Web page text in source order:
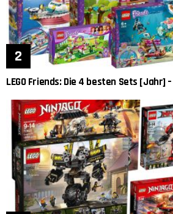
LEGO Friends: Die 4 besten Sets [Jahr]